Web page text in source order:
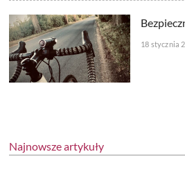
18 stycznia
Najnowsze artykuły